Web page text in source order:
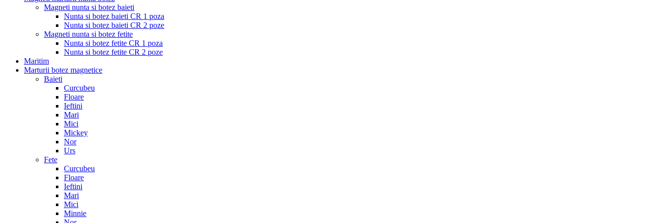
Magneti nunta si botez baieti
Nunta si botez baieti CR 1 poza
Nunta si botez baieti CR 2 poze
Magneti nunta si botez fetite
Nunta si botez fetite CR 1 poza
Nunta si botez fetite CR 2 poze
Maritim
Marturii botez magnetice
Baieti
Curcubeu
Floare
Ieftini
Mari
Mici
Mickey
Nor
Urs
Fete
Curcubeu
Floare
Ieftini
Mari
Mici
Minnie